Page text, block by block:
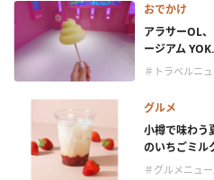
おでかけ
アラサーOL
ージアム
＃トラベルニュ
グルメ
小樽で味わう
のいちごミル
＃グルメニュー